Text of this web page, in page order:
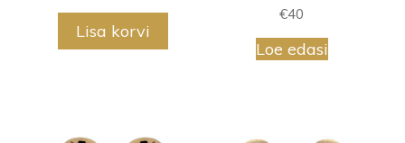
Lisa korvi
€40
Loe edasi